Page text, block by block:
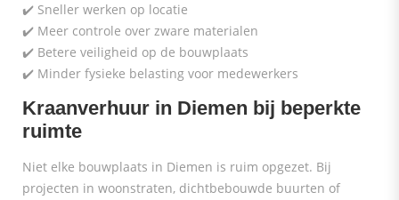
✔️ Sneller werken op locatie
✔️ Meer controle over zware materialen
✔️ Betere veiligheid op de bouwplaats
✔️ Minder fysieke belasting voor medewerkers
Kraanverhuur in Diemen bij beperkte
ruimte
Niet elke bouwplaats in Diemen is ruim opgezet. Bij
projecten in woonstraten, dichtbebouwde buurten of